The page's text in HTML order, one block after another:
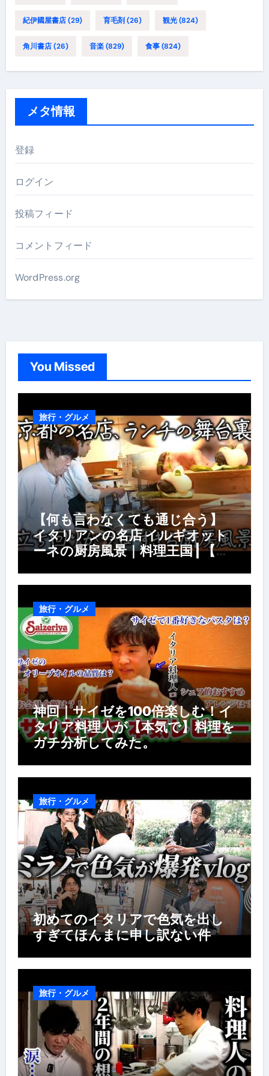
紀伊國屋書店(29) 育毛剤(26) 観光(824)
角川書店(26) 音楽(829) 食事(824)
メタ情報
登録
ログイン
投稿フィード
コメントフィード
WordPress.org
You Missed
旅行・グルメ
【何も言わなくても通じ合う】
イタリアンの名店 イルギオット
ーネの厨房風景｜料理王国 | 【厨
風景】
旅行・グルメ
神回｜サイゼを100倍楽しむ！イ
タリア料理人が【本気で】料理を
ガチ分析してみた。
旅行・グルメ
初めてのイタリアで色気を出し
すぎてほんまに申し訳ない件
旅行・グルメ